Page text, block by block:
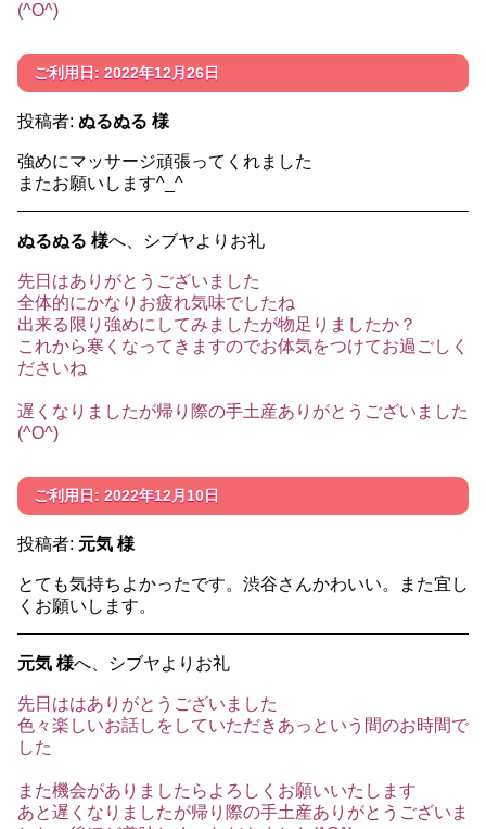
(^O^)
ご利用日: 2022年12月26日
投稿者: ぬるぬる 様
強めにマッサージ頑張ってくれました
またお願いします^_^
ぬるぬる 様へ、シブヤよりお礼
先日はありがとうございました
全体的にかなりお疲れ気味でしたね
出来る限り強めにしてみましたが物足りましたか？
これから寒くなってきますのでお体気をつけてお過ごしく
ださいね
遅くなりましたが帰り際の手土産ありがとうございました
(^O^)
ご利用日: 2022年12月10日
投稿者: 元気 様
とても気持ちよかったです。渋谷さんかわいい。また宜し
くお願いします。
元気 様へ、シブヤよりお礼
先日ははありがとうございました
色々楽しいお話しをしていただきあっという間のお時間で
した
また機会がありましたらよろしくお願いいたします
あと遅くなりましたが帰り際の手土産ありがとうございま